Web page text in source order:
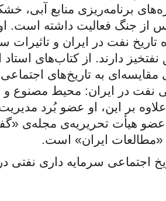
برنامه‌ریزی منابع آبی،
از جنگ فعالیت داشته است.
نفت در ایران و تاثیرات
دارند. از کتاب‌های
مقایسه‌ای به تاریخ‌های
نفت در ایران: محیط مصنوع
بر این، او عضو بُرد
عضو هیأت تحریریه‌ی مجله‌ی
«مطالعات ایران» است.
اجتماعی سرمایه داری نفتی